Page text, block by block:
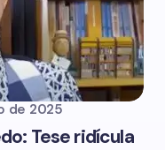
de 2025
Tese ridícula